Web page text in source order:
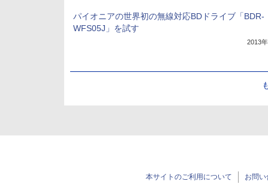
パイオニアの世界初の無線対応BDドライブ「BDR-
WFS05J」を試す
2013
本サイトのご利用について お問